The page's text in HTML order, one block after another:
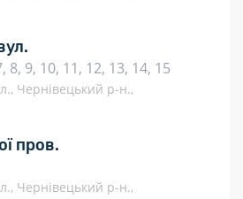
8, 9, 10, 11, 12, 13, 14, 15
Чернівецький р-н.,
пров.
Чернівецький р-н.,